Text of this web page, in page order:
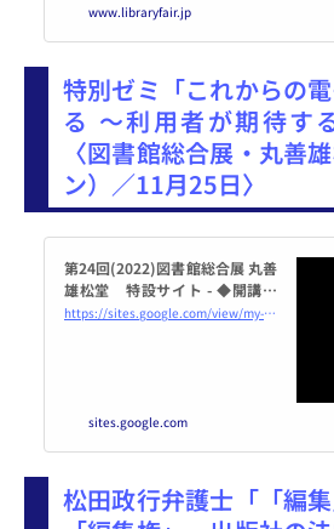
www.libraryfair.jp
特別ゼミ「これからの
る ～利用者が期待す
〈図書館総合展・丸善
ン）／11月25日〉
第24回(2022)図書館総合展 丸善
雄松堂 特設サイト - ◆開講！
特別ゼミ これからの電子図書館
https://sites.google.com/view/my-lf2022/event_3
sites.google.com
松田政行弁護士「「編集